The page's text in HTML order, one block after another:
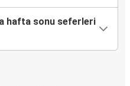
hafta sonu seferleri